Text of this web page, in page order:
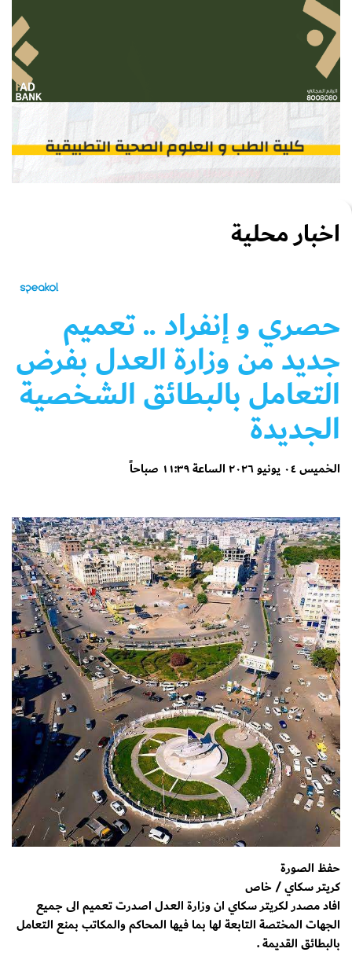
اخبار محلية
حصريو إنفراد .. تعميم
جديد من وزارة العدل بفرض
التعامل بالبطائق الشخصية
الجديدة
الخميس ٠٤ يونيو ٢٠٢٦ الساعة ١١:٣٩ صباحاً
حفظ الصورة
كريتر سكاي / خاص
افاد مصدر لكريتر سكاي ان وزارة العدل اصدرت تعميم الى جميع
الجهات المختصة التابعة لها بما فيها المحاكم والمكاتب بمنع التعامل
بالبطائق القديمة .